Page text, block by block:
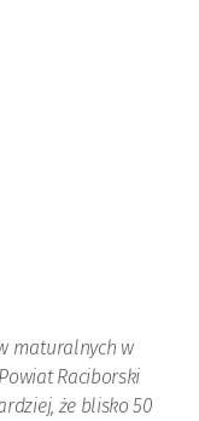
maturalnych w
Raciborski
że blisko 50